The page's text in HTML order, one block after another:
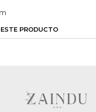
PRODUCTO